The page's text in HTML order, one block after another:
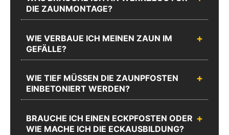
16:00
Zum
Chat
Fr.: 08:00 -
16:00
DIE ZAUNMONTAGE?
WIE VERBAUE ICH MEINEN ZAUN IM
GEFÄLLE?
WIE TIEF MÜSSEN DIE ZAUNPFOSTEN
EINBETONIERT WERDEN?
BRAUCHE ICH EINEN ECKPFOSTEN ODER
WIE MACHE ICH DIE ECKAUSBILDUNG?